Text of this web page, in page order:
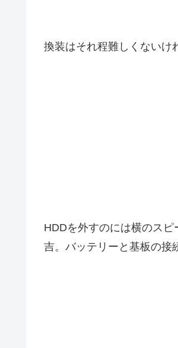
換装はそれ程難しくないけ
HDDを外すのには横のス
吉。バッテリーと基板の接